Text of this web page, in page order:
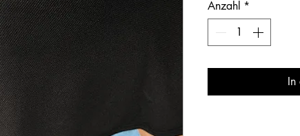
Anzahl *
In